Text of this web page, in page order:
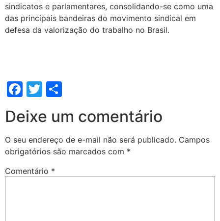
sindicatos e parlamentares, consolidando-se como uma
das principais bandeiras do movimento sindical em
defesa da valorização do trabalho no Brasil.
Facebook
Twitter
Deixe um comentário
O seu endereço de e-mail não será publicado. Campos
obrigatórios são marcados com *
Comentário *